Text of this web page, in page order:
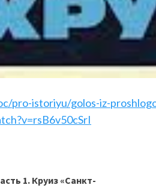
pro-istoriyu/golos-iz-
1. Круиз «Санкт-